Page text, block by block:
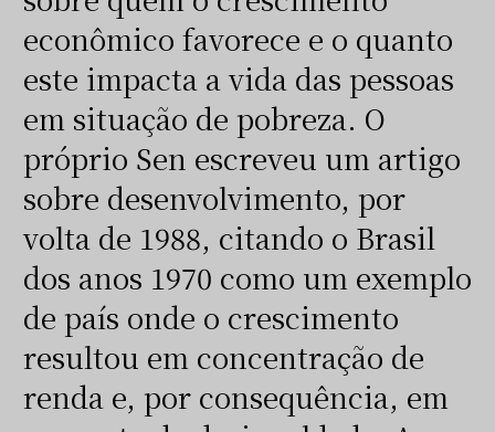
econômico favorece e o quanto
este impacta a vida das pessoas
em situação de pobreza. O
próprio Sen escreveu um artigo
sobre desenvolvimento, por
volta de 1988, citando o Brasil
dos anos 1970 como um exemplo
de país onde o crescimento
resultou em concentração de
renda e, por consequência, em